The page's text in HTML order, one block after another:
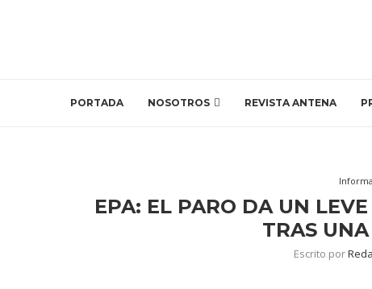
PORTADA NOSOTROS REVISTA ANTENA
EPA: EL PARO DA UN
TRAS
Escrito por